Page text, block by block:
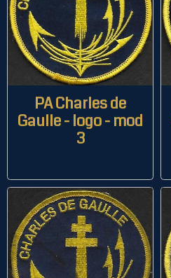
PA Charles de
Gaulle - logo - mod
3